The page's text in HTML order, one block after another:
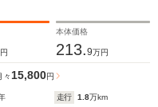
本体価格
213.9万円
々 15,800円
走行 1.8万km